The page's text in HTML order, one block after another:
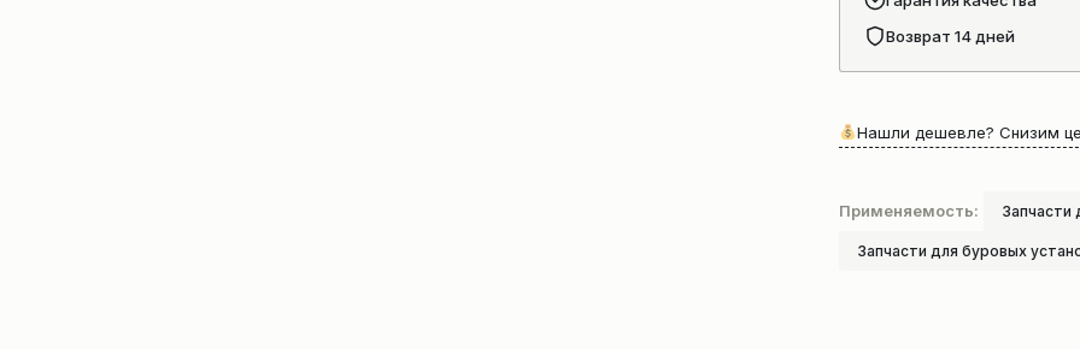
Возврат 14 дней
Нашли дешевле? Снизим
Применяемость: Запчасти
Запчасти для буровых